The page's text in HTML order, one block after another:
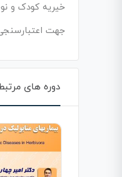
خیریه کودک و
جهت
دوره های